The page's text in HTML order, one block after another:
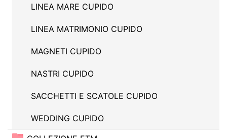
LINEA MARE CUPIDO
LINEA MATRIMONIO CUPIDO
MAGNETI CUPIDO
NASTRI CUPIDO
SACCHETTI E SCATOLE CUPIDO
WEDDING CUPIDO